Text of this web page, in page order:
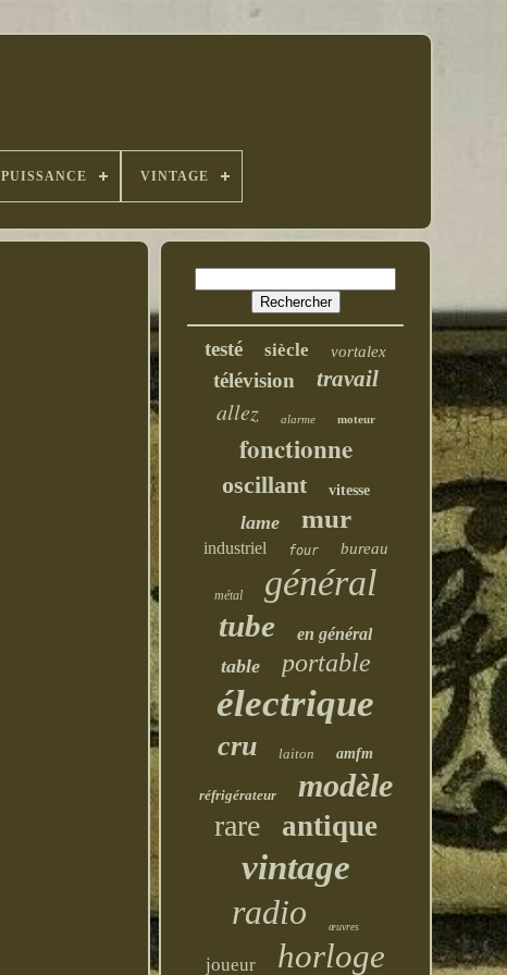
PUISSANCE VINTAGE
testé siècle vortalex
télévision travail
allez alarme moteur
fonctionne
oscillant vitesse
lame mur
industriel four bureau
métal général
tube en général
table portable
électrique
cru laiton amfm
réfrigérateur modèle
rare antique
vintage
radio
œuvres
joueur horloge